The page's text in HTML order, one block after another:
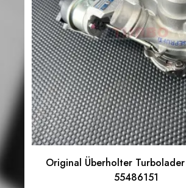
Original Überholter Turbolader
55486151